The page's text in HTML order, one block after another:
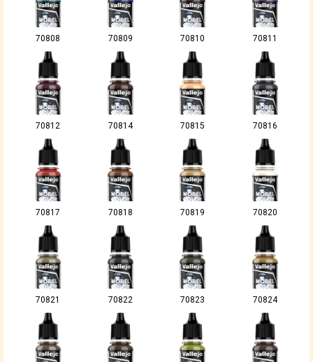
70808 70809 70810 70811
70812 70814 70815 70816
70817 70818 70819 70820
70821 70822 70823 70824